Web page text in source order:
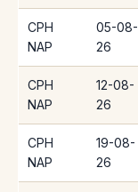
CPH
NAP
05-08-
26
CPH
NAP
12-08-
26
CPH
NAP
19-08-
26